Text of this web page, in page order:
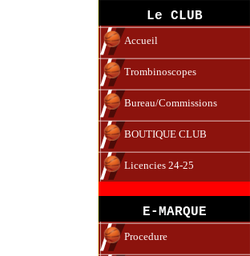
Le CLUB
Accueil
Trombinoscopes
Bureau/Commissions
BOUTIQUE CLUB
Licencies 24-25
E-MARQUE
Procedure